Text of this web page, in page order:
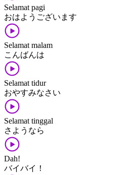
Selamat pagi
おはよう​ございます
Selamat malam
こんばんは
Selamat tidur
おやすみ​なさい
Selamat tinggal
さようなら
Dah!
バイ​バイ！